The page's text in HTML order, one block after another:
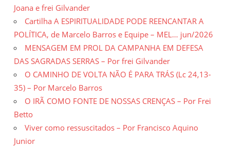
Joana e frei Gilvander
Cartilha A ESPIRITUALIDADE PODE REENCANTAR A
POLÍTICA, de Marcelo Barros e Equipe – MEL… jun/2026
MENSAGEM EM PROL DA CAMPANHA EM DEFESA
DAS SAGRADAS SERRAS – Por frei Gilvander
O CAMINHO DE VOLTA NÃO É PARA TRÁS (Lc 24,13-
35) – Por Marcelo Barros
O IRÃ COMO FONTE DE NOSSAS CRENÇAS – Por Frei
Betto
Viver como ressuscitados – Por Francisco Aquino
Junior